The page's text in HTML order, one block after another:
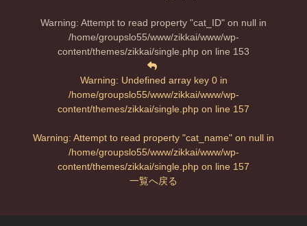
Warning: Attempt to read property "cat_ID" on null in
/home/groupslo55/www/zikkai/www/wp-
content/themes/zikkai/single.php on line 153
Warning: Undefined array key 0 in
/home/groupslo55/www/zikkai/www/wp-
content/themes/zikkai/single.php on line 157
Warning: Attempt to read property "cat_name" on null in
/home/groupslo55/www/zikkai/www/wp-
content/themes/zikkai/single.php on line 157
一覧へ戻る